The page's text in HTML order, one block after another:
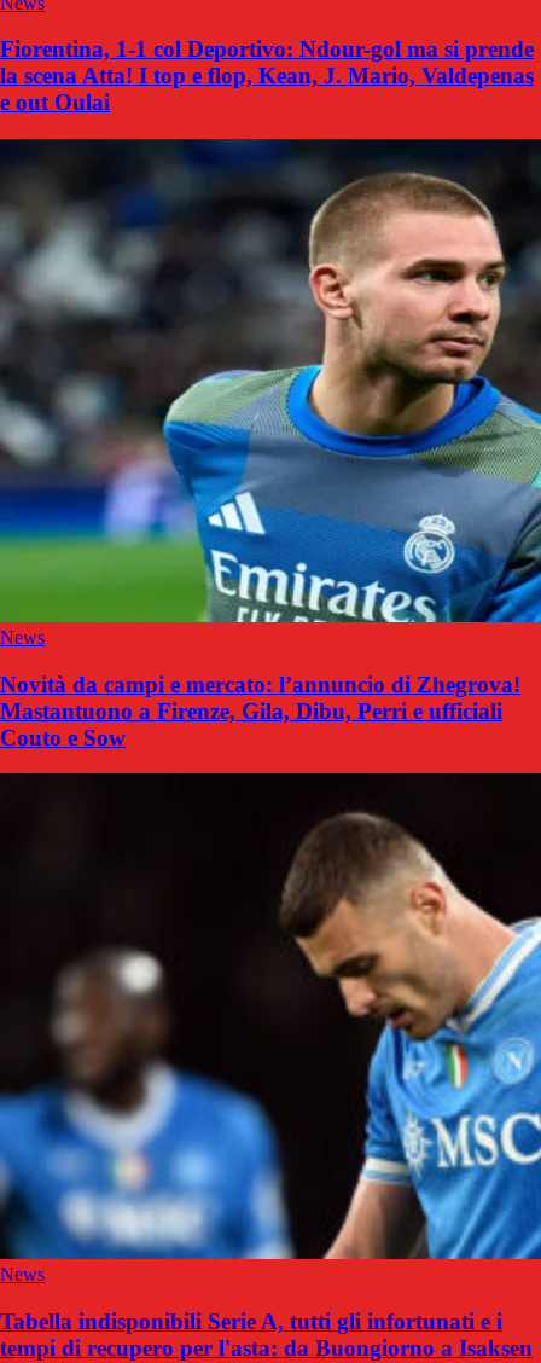
Fiorentina, 1-1 col Deportivo: Ndour-gol ma si prende
la scena Atta! I top e flop, Kean, J. Mario, Valdepenas
e out Oulai
News
Novità da campi e mercato: l’annuncio di Zhegrova!
Mastantuono a Firenze, Gila, Dibu, Perri e ufficiali
Couto e Sow
News
Tabella indisponibili Serie A, tutti gli infortunati e i
tempi di recupero per l'asta: da Buongiorno a Isaksen